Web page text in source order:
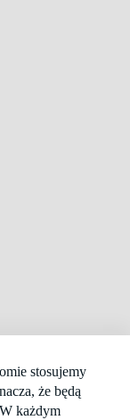
stosujemy
że będą
każdym
do czwartku